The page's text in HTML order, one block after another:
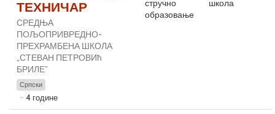
ТЕХНИЧАР
СРЕДЊА
ПОЉОПРИВРЕДНО-
ПРЕХРАМБЕНА ШКОЛА
„СТЕВАН ПЕТРОВИћ
БРИЛЕ”
Српски
4 године
стручно
образовање
школа